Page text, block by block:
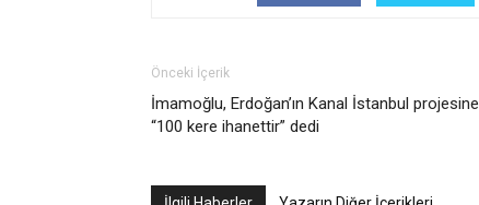
Önceki İçerik
İmamoğlu, Erdoğan’ın Kanal İstanbul projesine
“100 kere ihanettir” dedi